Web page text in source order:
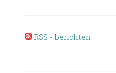
RSS - berichten